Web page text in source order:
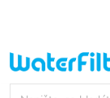
obsah